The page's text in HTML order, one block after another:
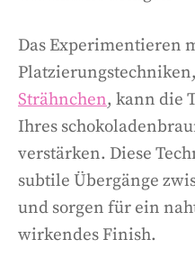
Das Experimentieren
Strähnchen, kann die
Ihres
verstärken. Diese
subtile Übergänge
und sorgen für ein
wirkendes Finish.